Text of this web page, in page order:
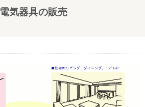
電気器具の販売